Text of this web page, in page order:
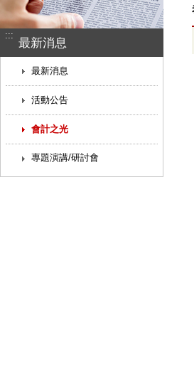
:::
最新消息
最新消息
活動公告
會計之光
專題演講/研討會